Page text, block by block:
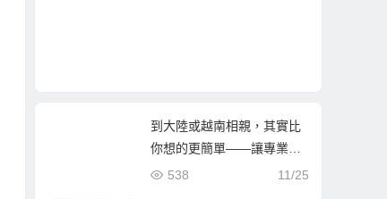
到大陸或越南相親，其實比
你想的更簡單——讓專業團
隊陪你找到真心伴侶
11/25
538